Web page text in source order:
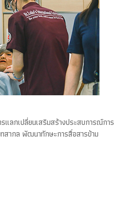
ลกเปลี่ยนเสริมสร้างประสบการณ์การ
สากล พัฒนาทักษะการสื่อสารข้าม